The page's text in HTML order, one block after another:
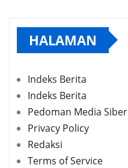
HALAMAN
Indeks Berita
Indeks Berita
Pedoman Media Siber
Privacy Policy
Redaksi
Terms of Service